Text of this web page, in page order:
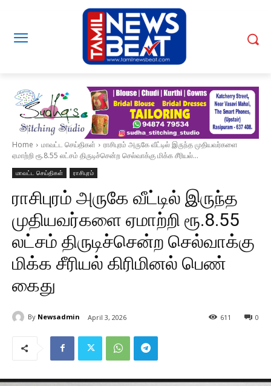
Home மாவட்ட செய்திகள்
ராசிபுரம் அருகே வீட்டில் இருந்த முதியவர்களை
ஏமாற்றி ரூ.8.55 லட்சம் திருடிச்சென்ற செல்வாக்கு மிக்க சீரியல்...
மாவட்ட செய்திகள் ராசிபுரம்
ராசிபுரம் அருகே வீட்டில் இருந்த
முதியவர்களை ஏமாற்றி ரூ.8.55
லட்சம் திருடிச்சென்ற செல்வாக்கு
மிக்க சீரியல் கிரிமினல் பெண்
கைது
By Newsadmin April 3, 2026 0
611